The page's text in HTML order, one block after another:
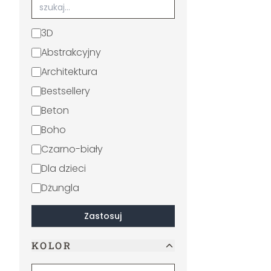
3D
Abstrakcyjny
Architektura
Bestsellery
Beton
Boho
Czarno-biały
Dla dzieci
Dżungla
Erotyzm
Feminizm
Filmy i telewizja
Geometryczny
Zastosuj
KOLOR